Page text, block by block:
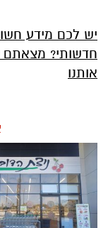
יש לכם מידע
חדשותי?
אותנו